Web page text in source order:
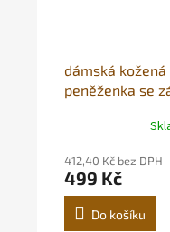
dámská kožená
peněženka se
412,40 Kč bez DPH
499 Kč
Do košíku